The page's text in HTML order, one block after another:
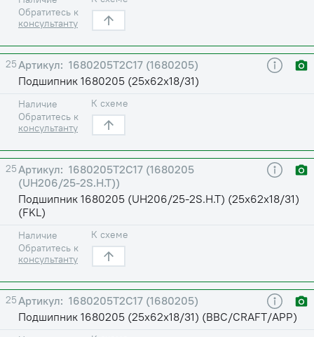
Обратитесь к
консультанту
25
1680205Т2С17 (1680205)
Подшипник 1680205 (25х62х18/31)
Наличие
Обратитесь к
консультанту
К схеме
25
1680205Т2С17 (1680205
(UH206/25-2S.H.T))
Подшипник 1680205 (UH206/25-2S.H.T) (25х62х18/31)
(FKL)
Наличие
Обратитесь к
консультанту
К схеме
25
1680205Т2С17 (1680205)
Подшипник 1680205 (25х62х18/31) (BBC/CRAFT/APP)